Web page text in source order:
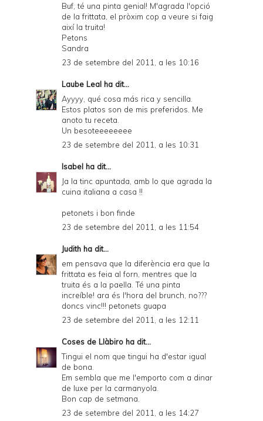
Buf, té una pinta genial! M'agrada l'opció
de la frittata, el pròxim cop a veure si faig
així la truita!
Petons
Sandra
23 de setembre del 2011, a les 10:16
Laube Leal ha dit...
Ayyyy, qué cosa más rica y sencilla.
Estos platos son de mis preferidos. Me
anoto tu receta.
Un besoteeeeeeee
23 de setembre del 2011, a les 10:31
Isabel ha dit...
Ja la tinc apuntada, amb lo que agrada la
cuina italiana a casa !!
petonets i bon finde
23 de setembre del 2011, a les 11:54
Judith ha dit...
em pensava que la diferència era que la
frittata es feia al forn, mentres que la
truita és a la paella. Té una pinta
increíble! ara és l'hora del brunch, no???
doncs vinc!!! petonets guapa
23 de setembre del 2011, a les 12:11
Coses de Llàbiro ha dit...
Tingui el nom que tingui ha d'estar igual
de bona.
Em sembla que me l'emporto com a dinar
de luxe per la carmanyola.
Bon cap de setmana.
23 de setembre del 2011, a les 14:27